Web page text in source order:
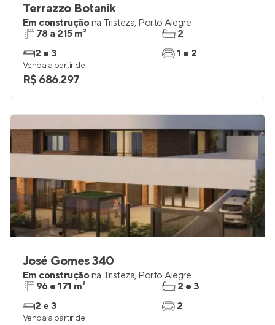
Terrazzo Botanik
Em construçãona Tristeza, Porto Alegre
78 a 215 m²
2 e 3
2
1 e 2
Venda a partir de
R$ 686.297
José Gomes 340
Em construçãona Tristeza, Porto Alegre
96 e 171 m²
2 e 3
2 e 3
2
Venda a partir de